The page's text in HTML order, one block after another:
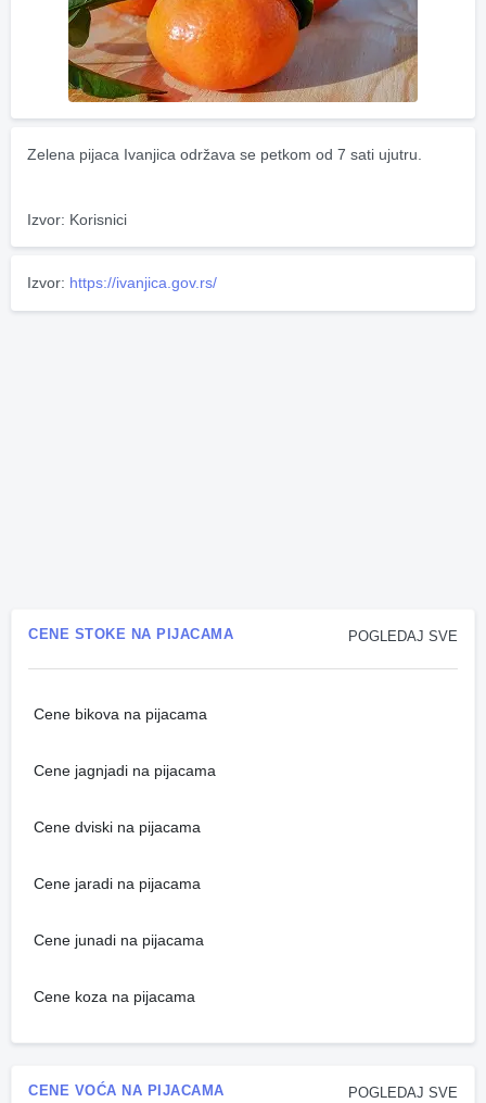
Zelena pijaca Ivanjica održava se petkom od 7 sati ujutru.
Izvor: Korisnici
Izvor: https://ivanjica.gov.rs/
POGLEDAJ SVE
CENE STOKE NA PIJACAMA
Cene bikova na pijacama
Cene jagnjadi na pijacama
Cene dviski na pijacama
Cene jaradi na pijacama
Cene junadi na pijacama
Cene koza na pijacama
POGLEDAJ SVE
CENE VOĆA NA PIJACAMA